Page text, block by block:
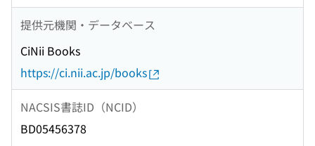
提供元機関・データベース
CiNii Books
https://ci.nii.ac.jp/books
NACSIS書誌ID（NCID）
BD05456378